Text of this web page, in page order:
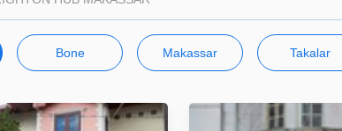
Bone Makassar Takalar